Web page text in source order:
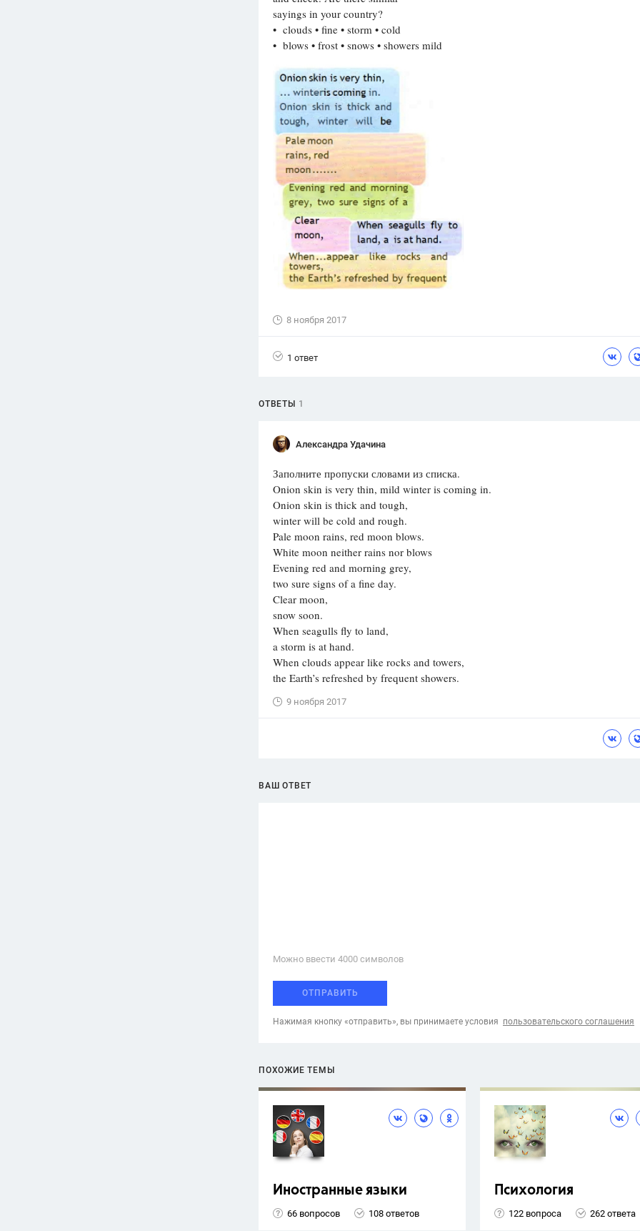
ответа
Spotlight
ответ
ответов
sayings in your country?
• clouds • fine • storm • cold
• blows • frost • snows • showers mild
8 ноября 2017
1 ответ
ОТВЕТЫ 1
Александра Удачина
Заполните пропуски словами из списка.
Onion skin is very thin, mild winter is coming in.
Onion skin is thick and tough,
winter will be cold and rough.
Pale moon rains, red moon blows.
White moon neither rains nor blows
Evening red and morning grey,
two sure signs of a fine day.
Clear moon,
snow soon.
When seagulls fly to land,
a storm is at hand.
When clouds appear like rocks and towers,
the Earth’s refreshed by frequent showers.
9 ноября 2017
ВАШ ОТВЕТ
Можно ввести 4000 cимволов
ОТПРАВИТЬ
Нажимая кнопку «отправить», вы принимаете условия пользовательского соглашения
ПОХОЖИЕ ТЕМЫ
Иностранные языки
66 вопросов 108 ответов
Психология
122 вопроса 262 ответа